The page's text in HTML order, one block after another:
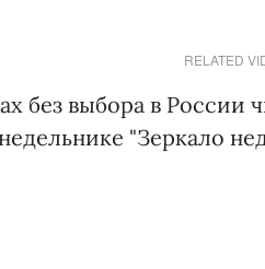
RELATED
без выбора в России
"Зеркало